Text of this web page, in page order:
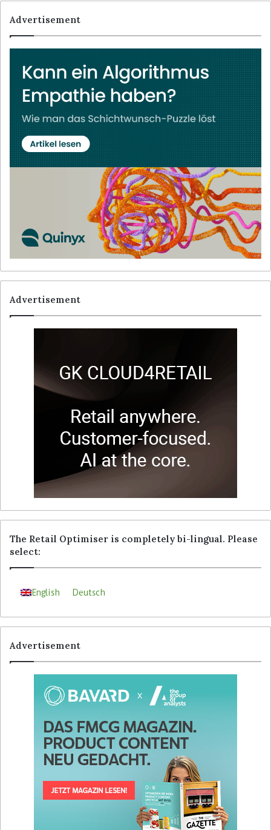
Advertisement
Advertisement
The Retail Optimiser is completely bi-lingual. Please
select:
English Deutsch
Advertisement